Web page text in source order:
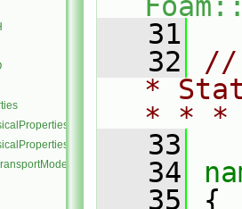
   31
   32
//
*
* *
   33
   34
   35
{